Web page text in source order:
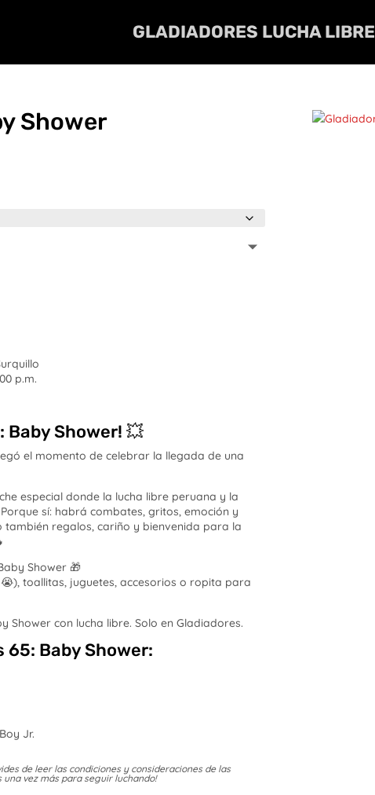
GLADIADORES LUCHA LIBRE
Shower
p.m.
Baby Shower! 💥
el momento de celebrar la llegada de una
especial donde la lucha libre peruana y la
sí: habrá combates, gritos, emoción y
regalos, cariño y bienvenida para la
Shower 🎁
toallitas, juguetes, accesorios o ropita para
Shower con lucha libre. Solo en Gladiadores.
65: Baby Shower:
Jr.
de leer las condiciones y consideraciones de las
una vez más para seguir luchando!